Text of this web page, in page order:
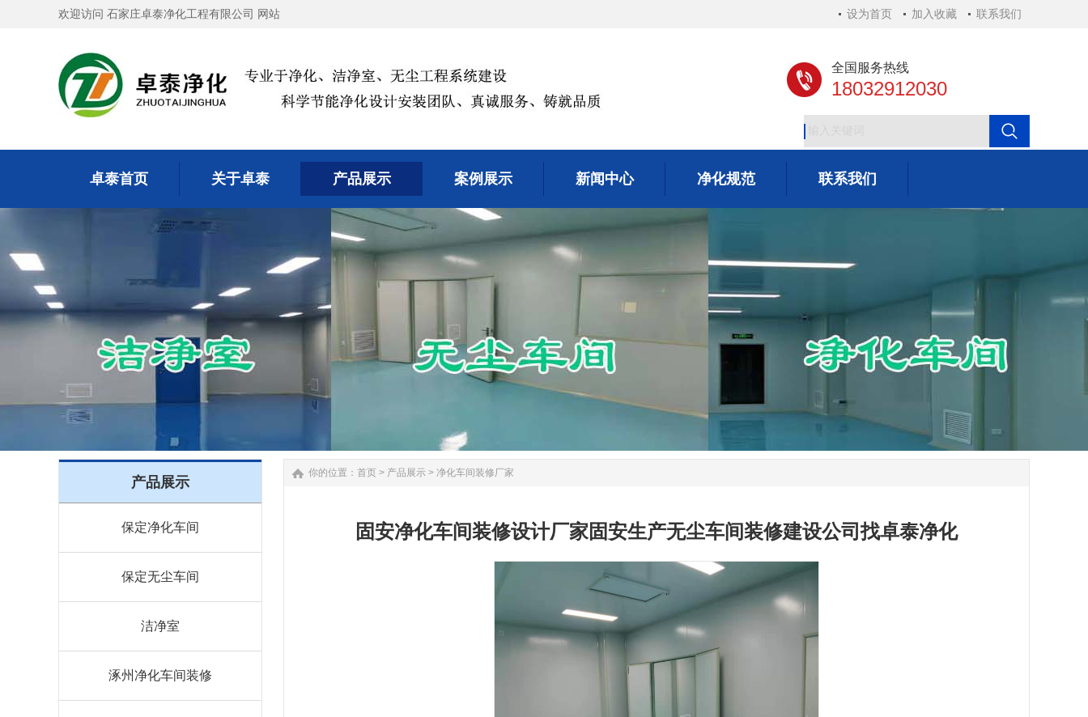
欢迎访问 石家庄卓泰净化工程有限公司 网站 设为首页 加入收藏 联系我们
全国服务热线
18032912030
卓泰首页 关于卓泰 产品展示 案例展示 新闻中心 净化规范
联系我们
联系我们
产品展示
保定净化车间
保定无尘车间
洁净室
涿州净化车间装修
你的位置： 首页 > 产品展示 > 净化车间装修厂家
固安净化车间装修设计厂家固安生产无尘车间装修建设公司找卓泰净化